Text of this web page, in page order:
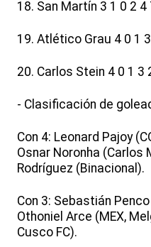
18. San Martín 3 1 0 2 4
19. Atlético Grau 4 0 1 3
20. Carlos Stein 4 0 1 3
- Clasificación de
Con 4: Leonard Pajoy
Osnar Noronha (Carlos
Rodríguez (Binacional).
Con 3: Sebastián
Othoniel Arce (MEX,
Cusco FC).